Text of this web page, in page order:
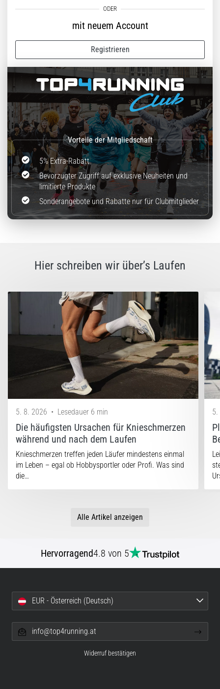
die
Stimmt
wirklich?
Finde
heraus,
Alle
Artikel
anzeigen
mit neuem Account
Registrieren
5% Extra-Rabatt
Bevorzugter Zugriff auf exklusive Neuheiten und
limitierte Produkte
Sonderangebote und Rabatte nur für Clubmitglieder
Hier schreiben wir über’s Laufen
5. 8. 2026 • Lesedauer 6 min
Die häufigsten Ursachen für Knieschmerzen
während und nach dem Laufen
Knieschmerzen treffen jeden Läufer mindestens einmal
im Leben – egal ob Hobbysportler oder Profi. Was sind
die…
5.
Alle Artikel anzeigen
Hervorragend4.8 von 5
EUR - Österreich (Deutsch)
info@top4running.at
Widerruf bestätigen